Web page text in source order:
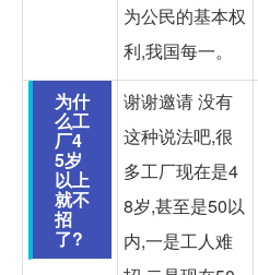
为公民的基本权
利,我国每一。
为什
么工
厂4
5岁
以上
就不
招
了?
谢谢邀请 没有
这种说法吧,很
多工厂现在是4
8岁,甚至是50以
内,一是工人难